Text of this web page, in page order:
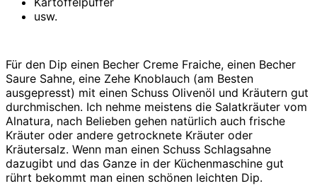
usw.
Für den Dip einen Becher Creme Fraiche, einen Becher
Saure Sahne, eine Zehe Knoblauch (am Besten
ausgepresst) mit einen Schuss Olivenöl und Kräutern gut
durchmischen. Ich nehme meistens die Salatkräuter vom
Alnatura, nach Belieben gehen natürlich auch frische
Kräuter oder andere getrocknete Kräuter oder
Kräutersalz. Wenn man einen Schuss Schlagsahne
dazugibt und das Ganze in der Küchenmaschine gut
rührt bekommt man einen schönen leichten Dip.